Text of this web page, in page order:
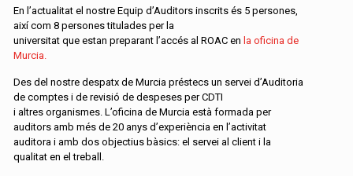
En l’actualitat el nostre Equip d’Auditors inscrits és 5 persones,
així com 8 persones titulades per la
universitat que estan preparant l’accés al ROAC en la oficina de
Murcia.
Des del nostre despatx de Murcia préstecs un servei d’Auditoria
de comptes i de revisió de despeses per CDTI
i altres organismes. L’oficina de Murcia està formada per
auditors amb més de 20 anys d’experiència en l’activitat
auditora i amb dos objectius bàsics: el servei al client i la
qualitat en el treball.